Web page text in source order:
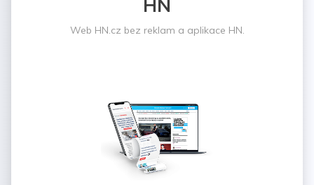
HN
Web HN.cz bez reklam a aplikace HN.